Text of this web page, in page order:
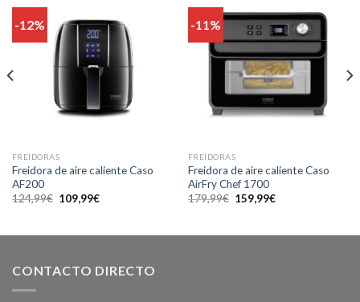
-12%
FREIDORAS
Freidora de aire caliente Caso
AF200
124,99€ El
precio
124,99€.
109,99€El
109,99€.
-11%
FREIDORAS
Freidora de aire caliente Caso
AirFry Chef 1700
179,99€ El
precio
179,99€.
159,99€El
159,99€.
CONTACTO DIRECTO